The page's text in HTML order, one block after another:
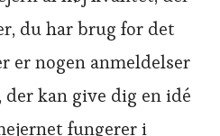
du har brug for det
er nogen anmeldelser
kan give dig en idé
fungerer i